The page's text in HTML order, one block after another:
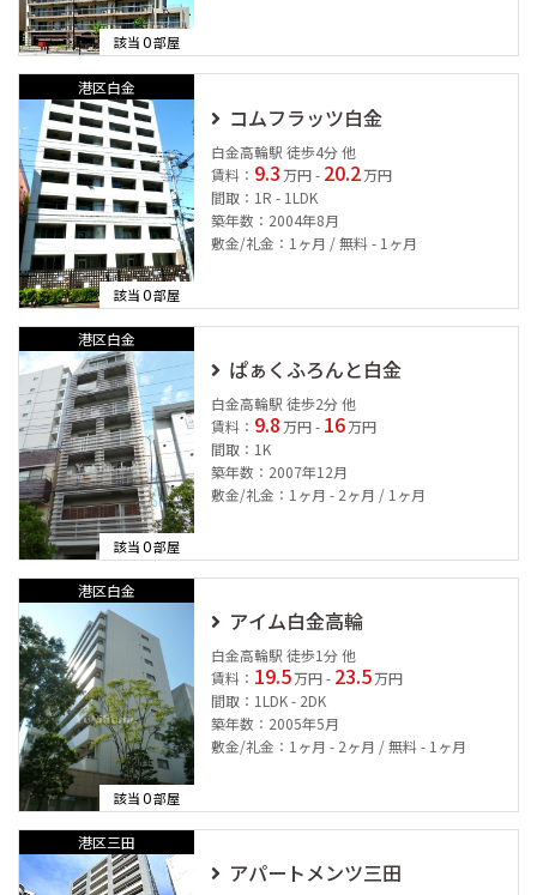
該当0部屋
港区白金
該当0部屋
コムフラッツ白金
白金高輪駅 徒歩4分 他
賃料： 9.3 万円 - 20.2 万円
間取：1R - 1LDK
築年数：2004年8月
敷金/礼金：1ヶ月 / 無料 - 1ヶ月
港区白金
該当0部屋
ぱぁくふろんと白金
白金高輪駅 徒歩2分 他
賃料： 9.8 万円 - 16 万円
間取：1K
築年数：2007年12月
敷金/礼金：1ヶ月 - 2ヶ月 / 1ヶ月
港区白金
該当0部屋
アイム白金高輪
白金高輪駅 徒歩1分 他
賃料： 19.5 万円 - 23.5 万円
間取：1LDK - 2DK
築年数：2005年5月
敷金/礼金：1ヶ月 - 2ヶ月 / 無料 - 1ヶ月
港区三田
アパートメンツ三田